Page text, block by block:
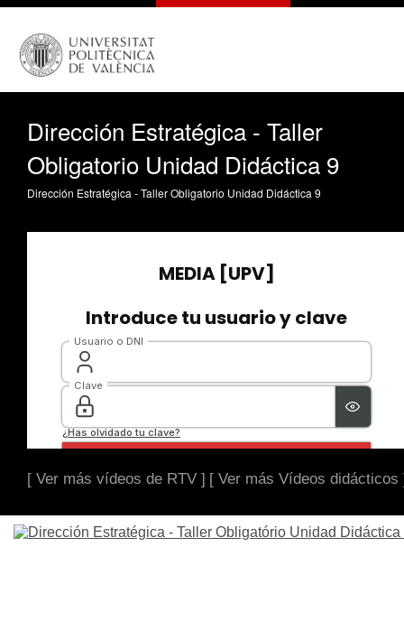
Dirección Estratégica - Taller
Obligatorio Unidad Didáctica 9
Dirección Estratégica - Taller Obligatorio Unidad Didáctica 9
[ Ver más vídeos de RTV ] [ Ver más Vídeos didácticos